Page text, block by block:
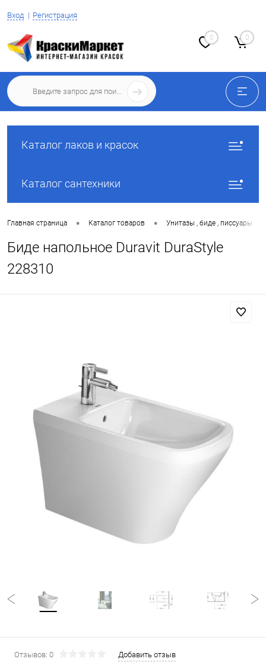
Вход Регистрация
0 0
Каталог лаков и красок
Каталог сантехники
Главная страница • Каталог товаров • Унитазы , биде , писсуары
Биде напольное Duravit DuraStyle
228310
Отзывов: 0 Добавить отзыв